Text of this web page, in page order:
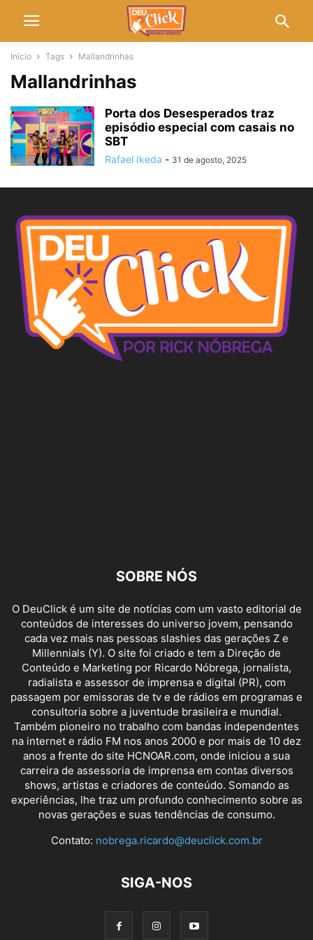
Início Tags Mallandrinhas
Mallandrinhas
Porta dos Desesperados traz
episódio especial com casais no
SBT
Rafael Ikeda - 31 de agosto, 2025
SOBRE NÓS
O DeuClick é um site de notícias com um vasto editorial de
conteúdos de interesses do universo jovem, pensando
cada vez mais nas pessoas slashies das gerações Z e
Millennials (Y). O site foi criado e tem a Direção de
Conteúdo e Marketing por Ricardo Nóbrega, jornalista,
radialista e assessor de imprensa e digital (PR), com
passagem por emissoras de tv e de rádios em programas e
consultoria sobre a juventude brasileira e mundial.
Também pioneiro no trabalho com bandas independentes
na internet e rádio FM nos anos 2000 e por mais de 10 dez
anos a frente do site HCNOAR.com, onde iniciou a sua
carreira de assessoria de imprensa em contas diversos
shows, artistas e criadores de conteúdo. Somando as
experiências, lhe traz um profundo conhecimento sobre as
novas gerações e suas tendências de consumo.
Contato: nobrega.ricardo@deuclick.com.br
SIGA-NOS